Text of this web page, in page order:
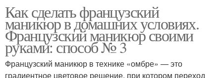
Как сделать французский
маникюр в домашних условиях.
Французский маникюр своими
руками: способ № 3
Французский маникюр в технике «омбре» — это
градиентное цветовое решение, при котором переход